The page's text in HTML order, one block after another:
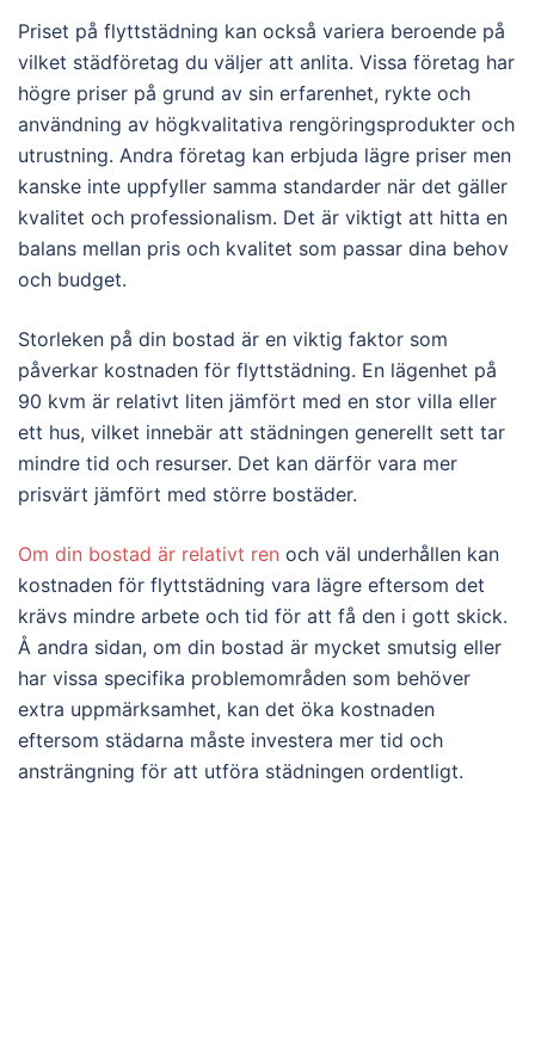
Priset på flyttstädning kan också variera beroende på
vilket städföretag du väljer att anlita. Vissa företag har
högre priser på grund av sin erfarenhet, rykte och
användning av högkvalitativa rengöringsprodukter och
utrustning. Andra företag kan erbjuda lägre priser men
kanske inte uppfyller samma standarder när det gäller
kvalitet och professionalism. Det är viktigt att hitta en
balans mellan pris och kvalitet som passar dina behov
och budget.
Storleken på din bostad är en viktig faktor som
påverkar kostnaden för flyttstädning. En lägenhet på
90 kvm är relativt liten jämfört med en stor villa eller
ett hus, vilket innebär att städningen generellt sett tar
mindre tid och resurser. Det kan därför vara mer
prisvärt jämfört med större bostäder.
Om din bostad är relativt ren och väl underhållen kan
kostnaden för flyttstädning vara lägre eftersom det
krävs mindre arbete och tid för att få den i gott skick.
Å andra sidan, om din bostad är mycket smutsig eller
har vissa specifika problemområden som behöver
extra uppmärksamhet, kan det öka kostnaden
eftersom städarna måste investera mer tid och
ansträngning för att utföra städningen ordentligt.